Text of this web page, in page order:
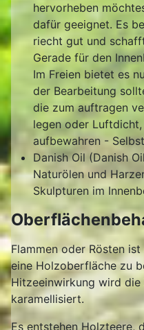
hervorheben
dafür geeignet. Es
riecht gut und
Gerade für den
Im Freien bietet es
der Bearbeitung
die zum auftragen
legen oder Luftdicht,
aufbewahren -
Danish Oil (Danish
Naturölen und
Skulpturen im
Flammen oder Rösten
eine Holzoberfläche zu
Hitzeeinwirkung wird die
karamellisiert.
Es entstehen Holzteere,